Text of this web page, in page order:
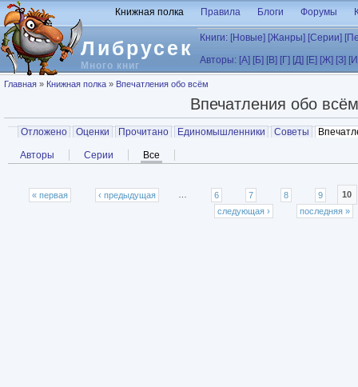
Перейти к основному содержанию
Либрусек
Много книг
Книжная полка Правила Блоги Форумы
Книги: [Новые] [Жанры] [Серии]
Авторы: [А] [Б] [В] [Г] [Д] [Е] [Ж] [З]
Вы здесь
Главная » Книжная полка » Впечатления обо всём
Впечатления обо всём
Главные вкладки
Отложено Оценки Прочитано Единомышленники Советы
Вторичные вкладки
Авторы Серии Все
Страницы
« первая ‹ предыдущая … 6 7 8 9
10
следующая ›
последняя »